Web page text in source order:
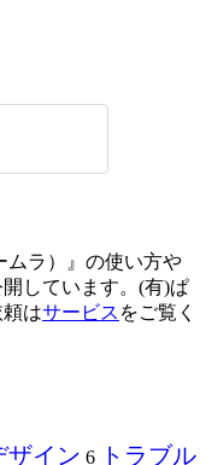
ムラ）』の使い方や
しています。(有)ぱ
はサービス をご覧く
ザイン 6 トラブル